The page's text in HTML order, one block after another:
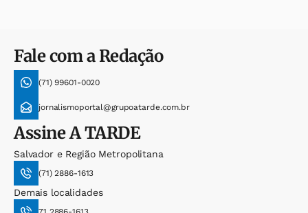
Fale com a Redação
(71) 99601-0020
jornalismoportal@grupoatarde.com.br
AssineA TARDE
Salvador e Região Metropolitana
(71) 2886-1613
Demais localidades